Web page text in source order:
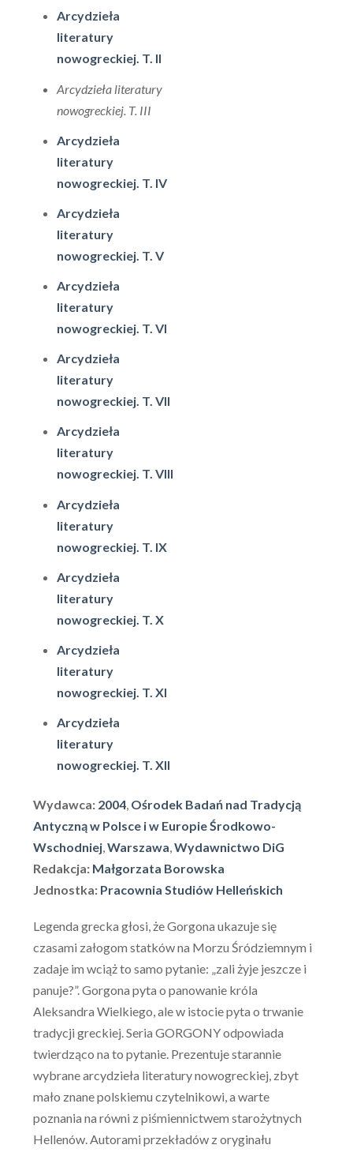
Arcydzieła
literatury
nowogreckiej. T. II
Arcydzieła literatury
nowogreckiej. T. III
Arcydzieła
literatury
nowogreckiej. T. IV
Arcydzieła
literatury
nowogreckiej. T. V
Arcydzieła
literatury
nowogreckiej. T. VI
Arcydzieła
literatury
nowogreckiej. T. VII
Arcydzieła
literatury
nowogreckiej. T. VIII
Arcydzieła
literatury
nowogreckiej. T. IX
Arcydzieła
literatury
nowogreckiej. T. X
Arcydzieła
literatury
nowogreckiej. T. XI
Arcydzieła
literatury
nowogreckiej. T. XII
Wydawca: 2004, Ośrodek Badań nad Tradycją
Antyczną w Polsce i w Europie Środkowo-
Wschodniej,Warszawa,Wydawnictwo DiG
Redakcja: Małgorzata Borowska
Jednostka: Pracownia Studiów Helleńskich
Legenda grecka głosi, że Gorgona ukazuje się
czasami załogom statków na Morzu Śródziemnym i
zadaje im wciąż to samo pytanie: „zali żyje jeszcze i
panuje?”. Gorgona pyta o panowanie króla
Aleksandra Wielkiego, ale w istocie pyta o trwanie
tradycji greckiej. Seria GORGONY odpowiada
twierdząco na to pytanie. Prezentuje starannie
wybrane arcydzieła literatury nowogreckiej, zbyt
mało znane polskiemu czytelnikowi, a warte
poznania na równi z piśmiennictwem starożytnych
Hellenów. Autorami przekładów z oryginału